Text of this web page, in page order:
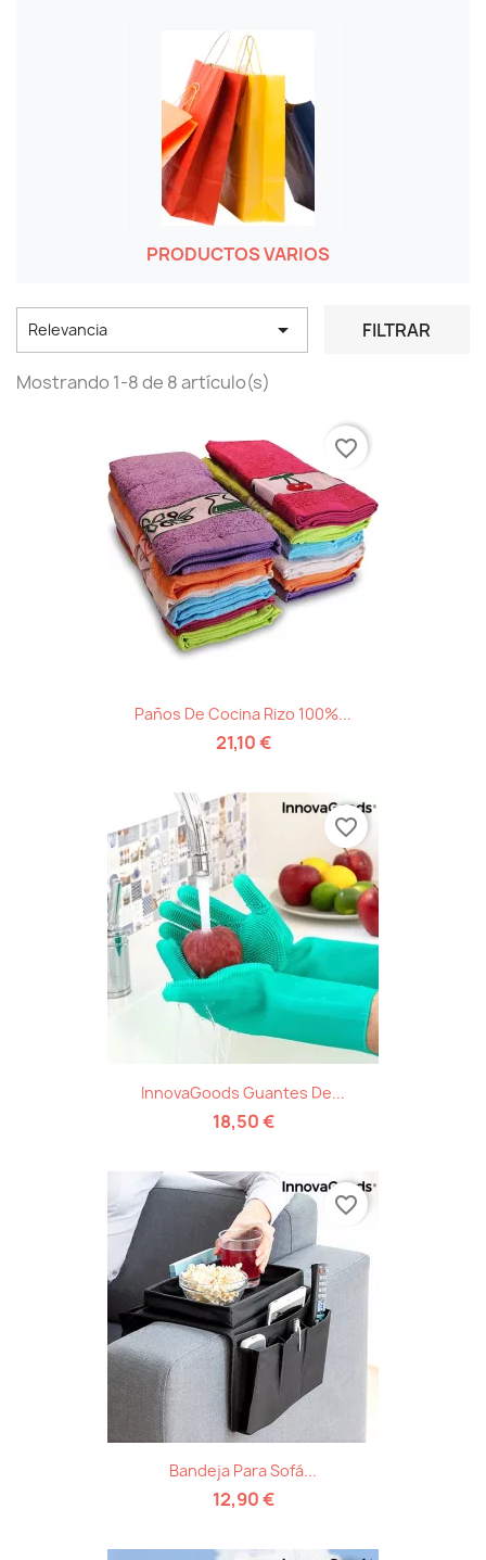
PRODUCTOS VARIOS
Relevancia  FILTRAR
Mostrando 1-8 de 8 artículo(s)
Paños De Cocina Rizo 100%...
21,10 €
favorite_border
InnovaGoods Guantes De...
18,50 €
favorite_border
Bandeja Para Sofá...
12,90 €
favorite_border